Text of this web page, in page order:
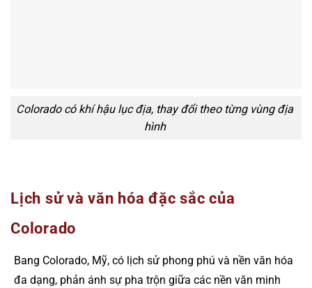
Colorado có khí hậu lục địa, thay đổi theo từng vùng địa
hình
Lịch sử và văn hóa đặc sắc của
Colorado
Bang Colorado, Mỹ, có lịch sử phong phú và nền văn hóa
đa dạng, phản ánh sự pha trộn giữa các nền văn minh